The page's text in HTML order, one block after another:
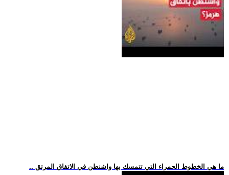
.. ما هي الخطوط الحمراء التي تتمسك بها واشنطن في الاتفاق المرتق